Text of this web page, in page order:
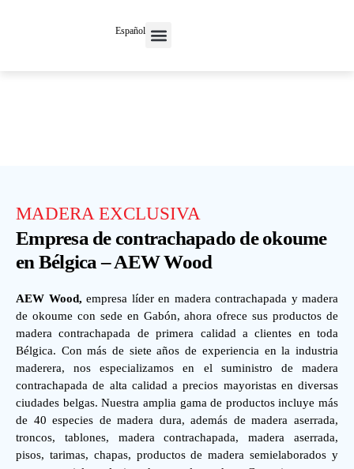
Español
MADERA EXCLUSIVA
Empresa de contrachapado de okoume
en Bélgica – AEW Wood
AEW Wood, empresa líder en madera contrachapada y madera
de okoume con sede en Gabón, ahora ofrece sus productos de
madera contrachapada de primera calidad a clientes en toda
Bélgica. Con más de siete años de experiencia en la industria
maderera, nos especializamos en el suministro de madera
contrachapada de alta calidad a precios mayoristas en diversas
ciudades belgas. Nuestra amplia gama de productos incluye más
de 40 especies de madera dura, además de madera aserrada,
troncos, tablones, madera contrachapada, madera aserrada,
pisos, tarimas, chapas, productos de madera semielaborados y